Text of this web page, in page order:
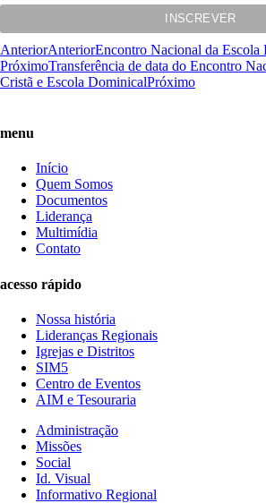
AnteriorAnteriorEncontro Nacional da Escola
PróximoTransferência de data do Encontro
Cristã e Escola DominicalPróximo
menu
Início
Quem Somos
Documentos
Liderança
Multimídia
Contato
acesso rápido
Nossa história
Lideranças Regionais
Igrejas e Distritos
SIM5
Centro de Eventos
AIM e Tesouraria
Administração
Missões
Social
Id. Visual
Informativo Regional